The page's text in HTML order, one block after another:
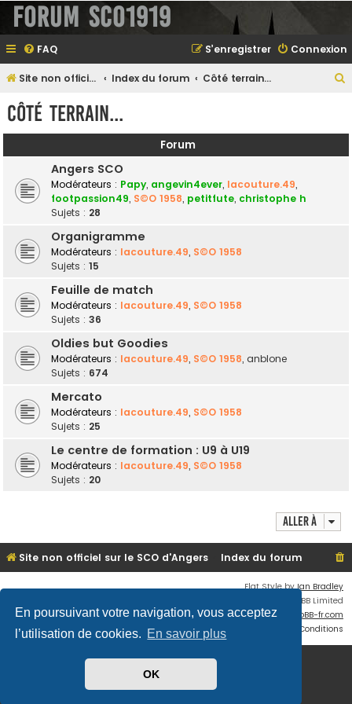
En poursuivant votre navigation, vous acceptez
l’utilisation de cookies. En savoir plus
OK
Forum SCO1919
FAQ Connexion
S’enregistrer
Site non officiel sur le SCO d'Angers Index du forum Côté terrain...
e
Côté terrain...
Forum
Angers SCO
Modérateurs : Papy, angevin4ever, lacouture.49,
footpassion49, S©O 1958, petitfute, christophe h
Sujets : 28
Organigramme
Modérateurs : lacouture.49, S©O 1958
Sujets : 15
Feuille de match
Modérateurs : lacouture.49, S©O 1958
Sujets : 36
Oldies but Goodies
Modérateurs : lacouture.49, S©O 1958, anblone
Sujets : 674
Mercato
Modérateurs : lacouture.49, S©O 1958
Sujets : 25
Le centre de formation : U9 à U19
Modérateurs : lacouture.49, S©O 1958
Sujets : 20
Aller à
Site non officiel sur le SCO d'Angers Index du forum
Flat Style byIan Bradley
® Forum Software © phpBB Limited
Traduit par
phpBB-fr.com
Conditions